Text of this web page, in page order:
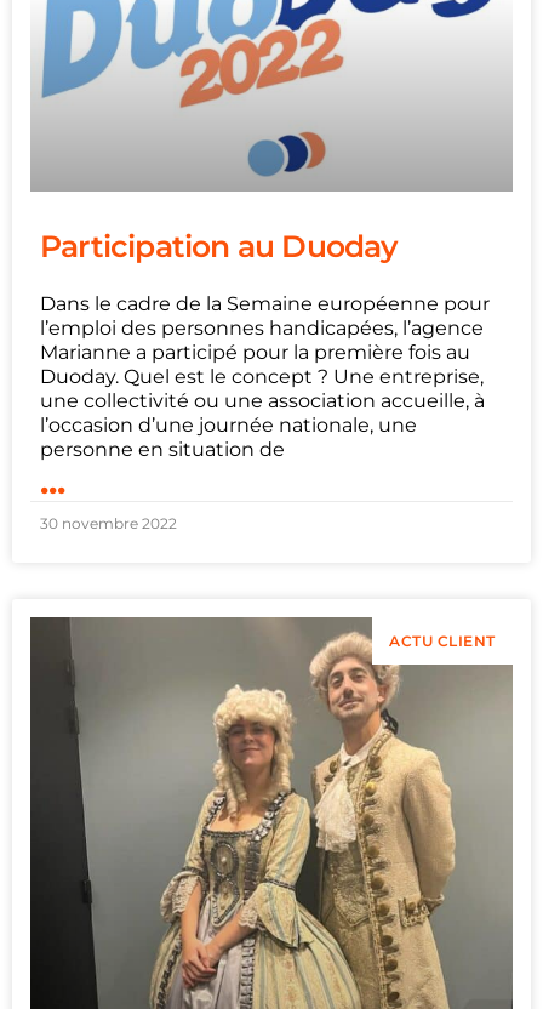
Participation au Duoday
Dans le cadre de la Semaine européenne pour
l’emploi des personnes handicapées, l’agence
Marianne a participé pour la première fois au
Duoday. Quel est le concept ? Une entreprise,
une collectivité ou une association accueille, à
l’occasion d’une journée nationale, une
personne en situation de
...
30 novembre 2022
ACTU CLIENT